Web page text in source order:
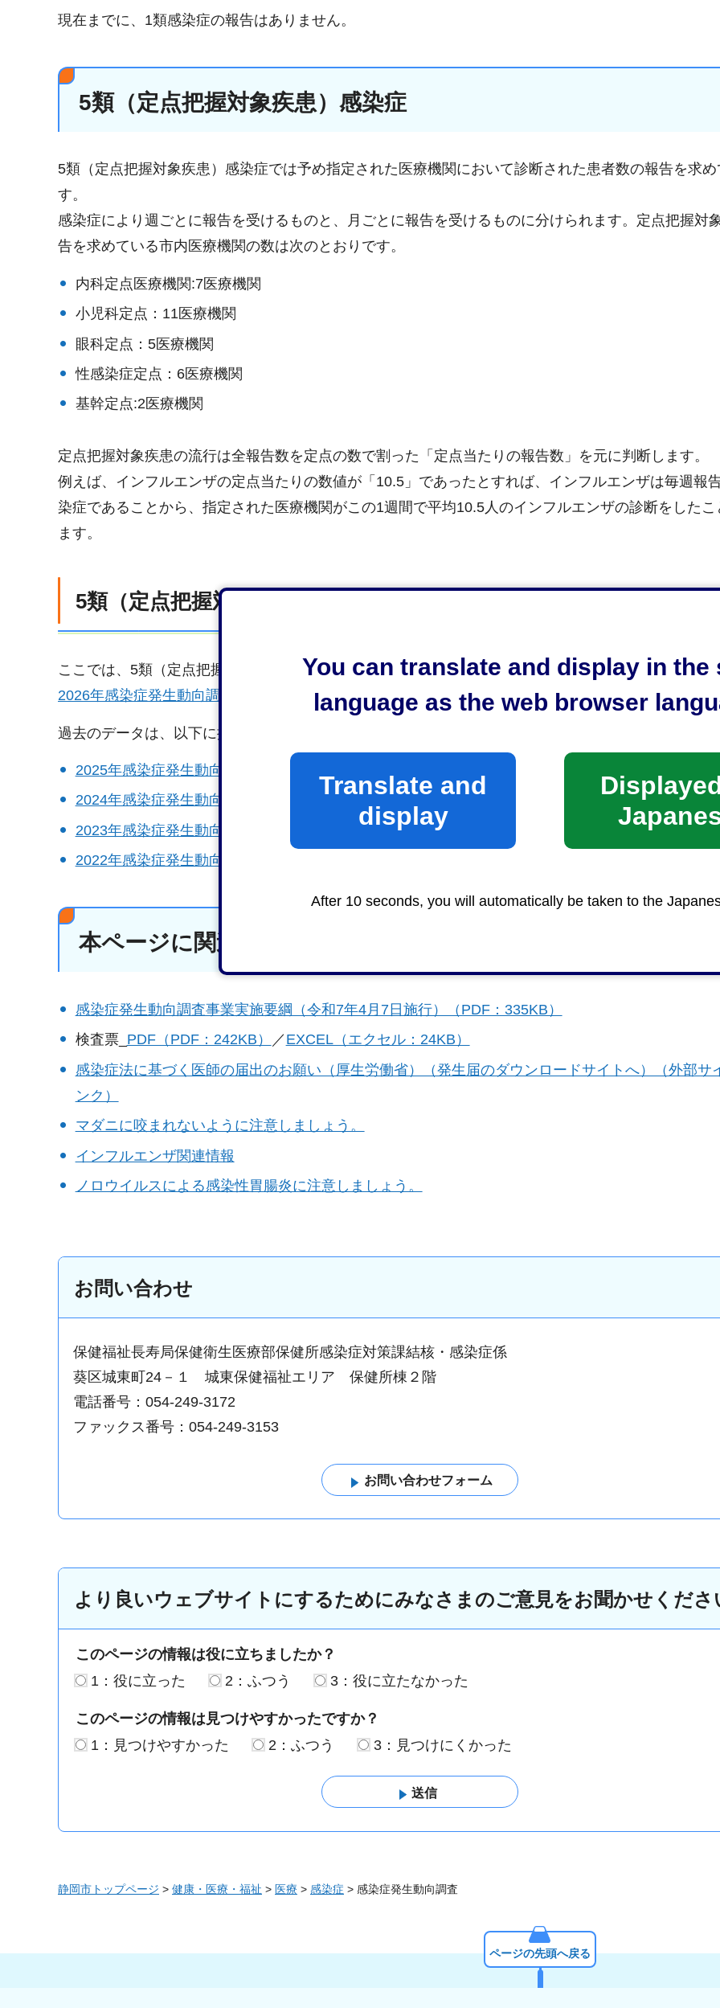
You can translate and display in the
language as the web browser
Translate and
display
After 10 seconds, you will automatically be taken to the
現在までに、1類感染症の報告はありません。
5類（定点把握対象疾患）感染症
5類（定点把握対象疾患）感染症では予め指定された医療機関において診断された患者数の報告を求
す。
感染症により週ごとに報告を受けるものと、月ごとに報告を受けるものに分けられます。定点把握対
告を求めている市内医療機関の数は次のとおりです。
内科定点医療機関:7医療機関
小児科定点：11医療機関
眼科定点：5医療機関
性感染症定点：6医療機関
基幹定点:2医療機関
定点把握対象疾患の流行は全報告数を定点の数で割った「定点当たりの報告数」を元に判断します。
例えば、インフルエンザの定点当たりの数値が「10.5」であったとすれば、インフルエンザは毎週報
染症であることから、指定された医療機関がこの1週間で平均10.5人のインフルエンザの診断をしたこ
ます。
5類（定点把握対象疾患）報告数週別表
ここでは、5類（定点把握対象疾患）の報告数を年齢別の表として掲載しています。
2026年感染症発生動向調査（週報・月報）
過去のデータは、以下に掲載してあります。
2025年感染症発生動向調査
2024年感染症発生動向調査
2023年感染症発生動向調査
2022年感染症発生動向調査
本ページに関連する情報
感染症発生動向調査事業実施要綱（令和7年4月7日施行）（PDF：335KB）
検査票_ PDF（PDF：242KB） ／ EXCEL（エクセル：24KB）
感染症法に基づく医師の届出のお願い（厚生労働省）（発生届のダウンロードサイトへ）（外部サ
ンク）
マダニに咬まれないように注意しましょう。
インフルエンザ関連情報
ノロウイルスによる感染性胃腸炎に注意しましょう。
お問い合わせ
保健福祉長寿局保健衛生医療部保健所感染症対策課結核・感染症係
葵区城東町24－１ 城東保健福祉エリア 保健所棟２階
電話番号：054-249-3172
ファックス番号：054-249-3153
より良いウェブサイトにするためにみなさまのご意見をお聞かせくださ
このページの情報は役に立ちましたか？
1：役に立った
2：ふつう 3：役に立たなかった
このページの情報は見つけやすかったですか？
1：見つけやすかった
2：ふつう 3：見つけにくかった
静岡市トップページ > 健康・医療・福祉 > 医療 > 感染症 > 感染症発生動向調査
ページの先頭へ戻る